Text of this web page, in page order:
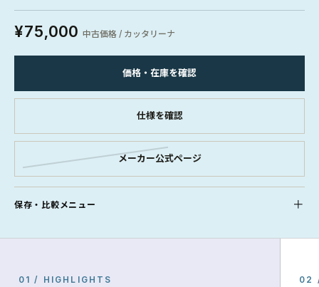
¥75,000 中古価格 / カッタリーナ
価格・在庫を確認
仕様を確認
メーカー公式ページ
保存・比較メニュー
01 / HIGHLIGHTS 02